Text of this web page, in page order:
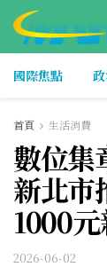
國際焦點
首頁 生活消費
數位集
新北市
1000
2026-06-02